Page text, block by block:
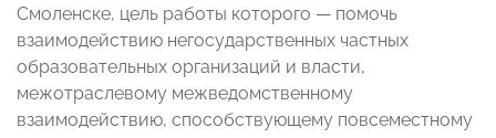
Смоленске, цель работы которого — помочь
взаимодействию негосударственных частных
образовательных организаций и власти,
межотраслевому межведомственному
взаимодействию, способствующему повсеместному